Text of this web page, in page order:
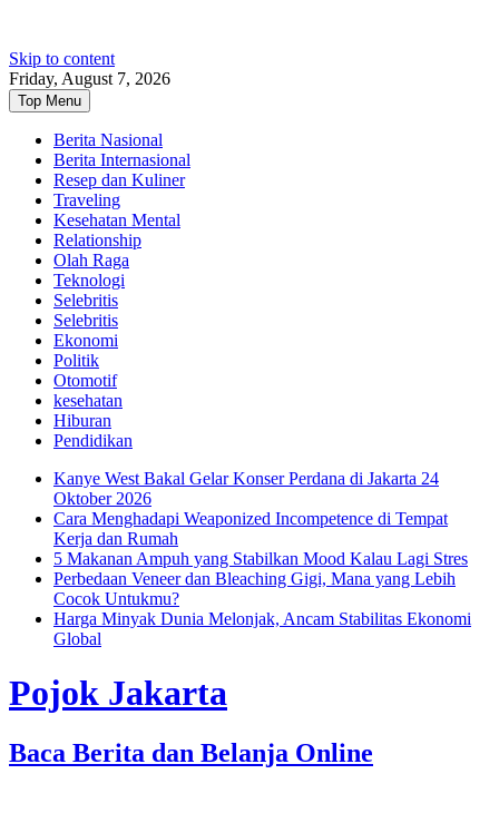
Skip to content
Friday, August 7, 2026
Top Menu
Berita Nasional
Berita Internasional
Resep dan Kuliner
Traveling
Kesehatan Mental
Relationship
Olah Raga
Teknologi
Selebritis
Selebritis
Ekonomi
Politik
Otomotif
kesehatan
Hiburan
Pendidikan
Kanye West Bakal Gelar Konser Perdana di Jakarta 24
Oktober 2026
Cara Menghadapi Weaponized Incompetence di Tempat
Kerja dan Rumah
5 Makanan Ampuh yang Stabilkan Mood Kalau Lagi Stres
Perbedaan Veneer dan Bleaching Gigi, Mana yang Lebih
Cocok Untukmu?
Harga Minyak Dunia Melonjak, Ancam Stabilitas Ekonomi
Global
Pojok Jakarta
Baca Berita dan Belanja Online